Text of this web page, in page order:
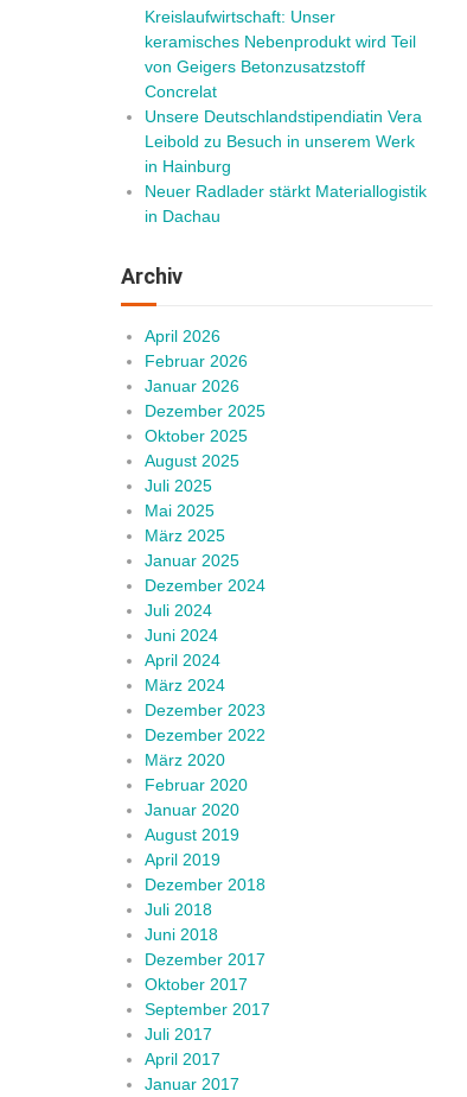
Kreislaufwirtschaft: Unser
keramisches Nebenprodukt wird Teil
von Geigers Betonzusatzstoff
Concrelat
Unsere Deutschlandstipendiatin Vera
Leibold zu Besuch in unserem Werk
in Hainburg
Neuer Radlader stärkt Materiallogistik
in Dachau
Archiv
April 2026
Februar 2026
Januar 2026
Dezember 2025
Oktober 2025
August 2025
Juli 2025
Mai 2025
März 2025
Januar 2025
Dezember 2024
Juli 2024
Juni 2024
April 2024
März 2024
Dezember 2023
Dezember 2022
März 2020
Februar 2020
Januar 2020
August 2019
April 2019
Dezember 2018
Juli 2018
Juni 2018
Dezember 2017
Oktober 2017
September 2017
Juli 2017
April 2017
Januar 2017